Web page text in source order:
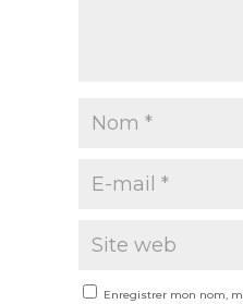
Enregistrer mon nom,